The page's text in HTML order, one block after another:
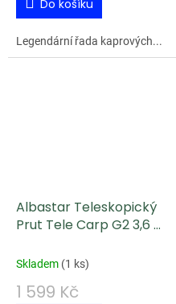
Do košíku
Legendární řada kaprových...
Albastar Teleskopický
Prut Tele Carp G2 3,6 m
Skladem (1 ks)
1 599 Kč